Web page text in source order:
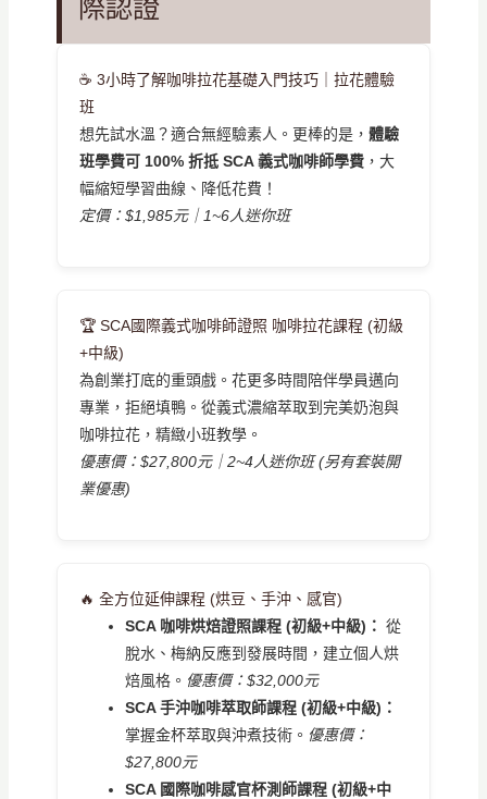
際認證
☕ 3小時了解咖啡拉花基礎入門技巧｜拉花體驗
班
想先試水溫？適合無經驗素人。更棒的是， 體驗
班學費可 100% 折抵 SCA 義式咖啡師學費，大
幅縮短學習曲線、降低花費！
定價：$1,985元｜1~6人迷你班
🏆 SCA國際義式咖啡師證照 咖啡拉花課程 (初級
+中級)
為創業打底的重頭戲。花更多時間陪伴學員邁向
專業，拒絕填鴨。從義式濃縮萃取到完美奶泡與
咖啡拉花，精緻小班教學。
優惠價：$27,800元｜2~4人迷你班 (另有套裝開
業優惠)
🔥 全方位延伸課程 (烘豆、手沖、感官)
SCA 咖啡烘焙證照課程 (初級+中級)： 從
脫水、梅納反應到發展時間，建立個人烘
焙風格。 優惠價：$32,000元
SCA 手沖咖啡萃取師課程 (初級+中級)：
掌握金杯萃取與沖煮技術。 優惠價：
$27,800元
SCA 國際咖啡感官杯測師課程 (初級+中